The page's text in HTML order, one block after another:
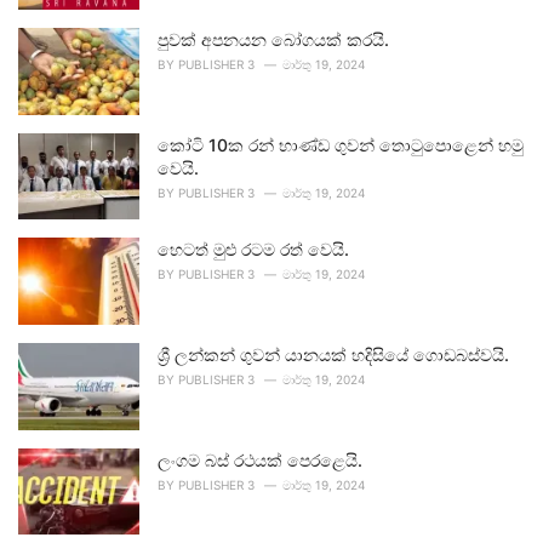
පුවක් අපනයන බෝගයක් කරයි.
BY PUBLISHER 3 මාර්තු 19, 2024
කෝටි 10ක රන් භාණ්ඩ ගුවන් තොටුපොළෙන් හමු
වෙයි.
BY PUBLISHER 3 මාර්තු 19, 2024
හෙටත් මුළු රටම රත් වෙයි.
BY PUBLISHER 3 මාර්තු 19, 2024
ශ්‍රී ලන්කන් ගුවන් යානයක් හදිසියේ ගොඩබස්වයි.
BY PUBLISHER 3 මාර්තු 19, 2024
ලංගම බස් රථයක් පෙරළෙයි.
BY PUBLISHER 3 මාර්තු 19, 2024